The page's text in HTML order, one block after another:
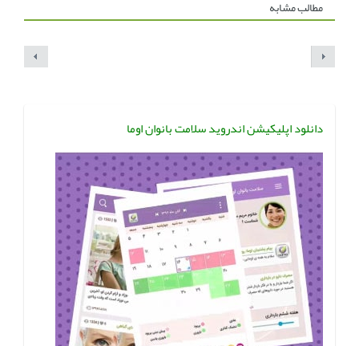
مطالب مشابه
دانلود اپلیکیشن اندروید سلامت بانوان اوما